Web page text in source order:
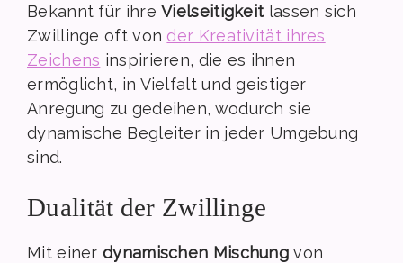
Bekannt für ihreVielseitigkeitlassen sich
Zwillinge oft von der Kreativität ihres
Zeichens inspirieren, die es ihnen
ermöglicht, in Vielfalt und geistiger
Anregung zu gedeihen, wodurch sie
dynamische Begleiter in jeder Umgebung
sind.
Dualität der Zwillinge
Mit einer dynamischen Mischung von